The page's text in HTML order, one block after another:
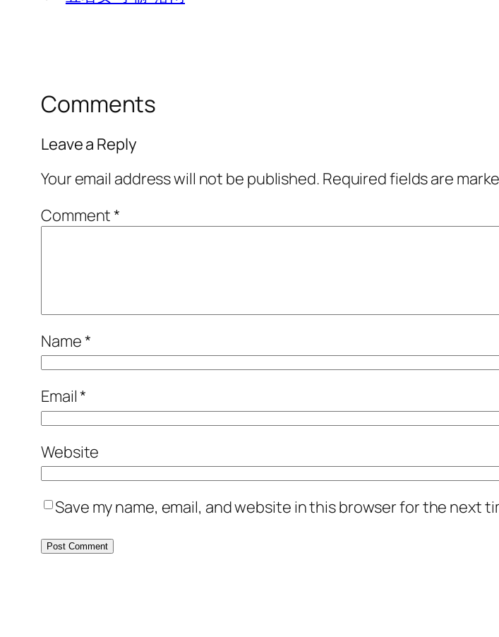
Comments
Leave a Reply
Your email address will not be published. Required fields are
Comment*
Name*
Email*
Website
Save my name, email, and website in this browser for the next